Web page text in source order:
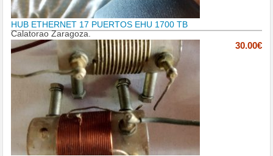
HUB ETHERNET 17 PUERTOS EHU 1700 TB
Calatorao Zaragoza.
30.00€